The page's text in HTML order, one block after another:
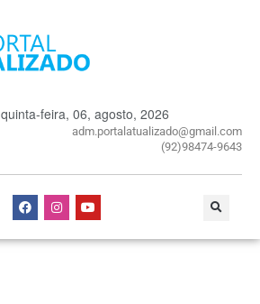
quinta-feira, 06, agosto, 2026
adm.portalatualizado@gmail.com
(92)98474-9643